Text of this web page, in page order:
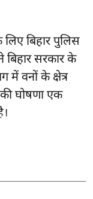
बिहार पुलिस
सरकार के
में वनों के क्षेत्र
घोषणाएक